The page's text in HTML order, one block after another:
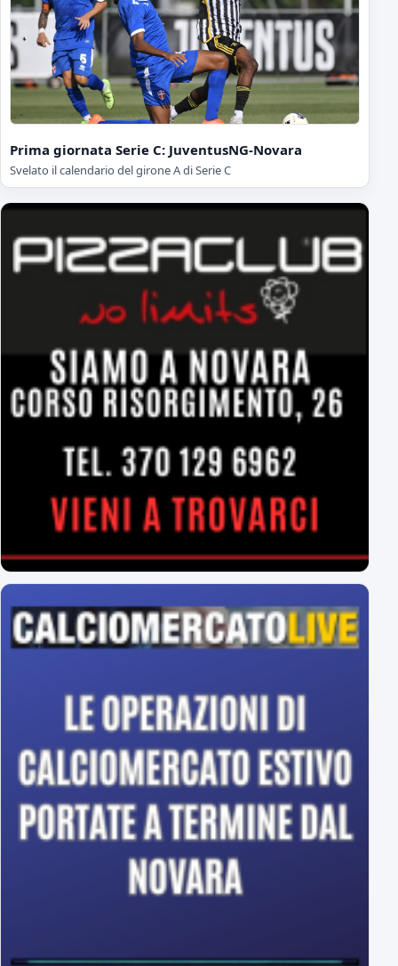
Prima giornata Serie C: JuventusNG-Novara
Svelato il calendario del girone A di Serie C